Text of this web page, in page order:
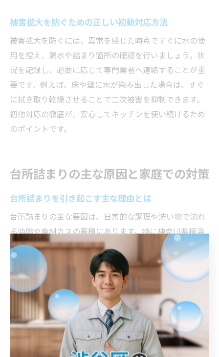
被害拡大を防ぐための正しい初動対応方法
被害拡大を防ぐには、異常を感じた時点ですぐに水の使
用を控え、漏水や詰まり箇所の確認を行いましょう。状
況を記録し、必要に応じて専門業者へ連絡することが重
要です。例えば、床や壁に水が染み出した場合は、すぐ
に拭き取り乾燥させることで二次被害を抑制できます。
初動対応の徹底が、安心してキッチンを使い続けるため
のポイントです。
台所詰まりの主な原因と家庭での対策
台所詰まりを引き起こす主な理由とは
台所詰まりの主な要因は、日常的な調理や洗い物で流れ
る油脂や食材カスの蓄積にあります。特に神奈川県横浜
市神奈川区の住宅密集地では、排水管が複雑に配管され
ていることも多く、詰まりが発生しやすい環境です。例
えば、油をそのまま流す習慣や小さな生ごみを流すこと
が繰り返されると、配管内に付着物が増え、水の流れが
悪化します。このような日常の些細な行動が、詰まりや
水漏れのリスクを高めてしまうのです。したがって、台
所詰まりの多くは日々の使い方に起因するため、意識的
な対策が重要となります。